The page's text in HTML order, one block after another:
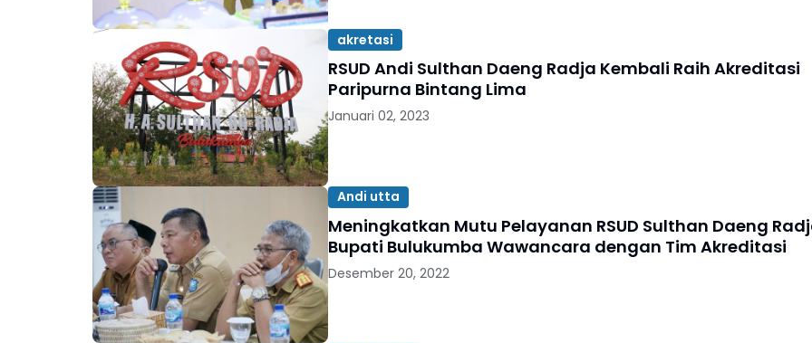
akretasi
RSUD Andi Sulthan Daeng Radja Kembali Raih Akreditasi
Paripurna Bintang Lima
Januari 02, 2023
Andi utta
Meningkatkan Mutu Pelayanan RSUD Sulthan Daeng
Bupati Bulukumba Wawancara dengan Tim Akreditasi
Desember 20, 2022